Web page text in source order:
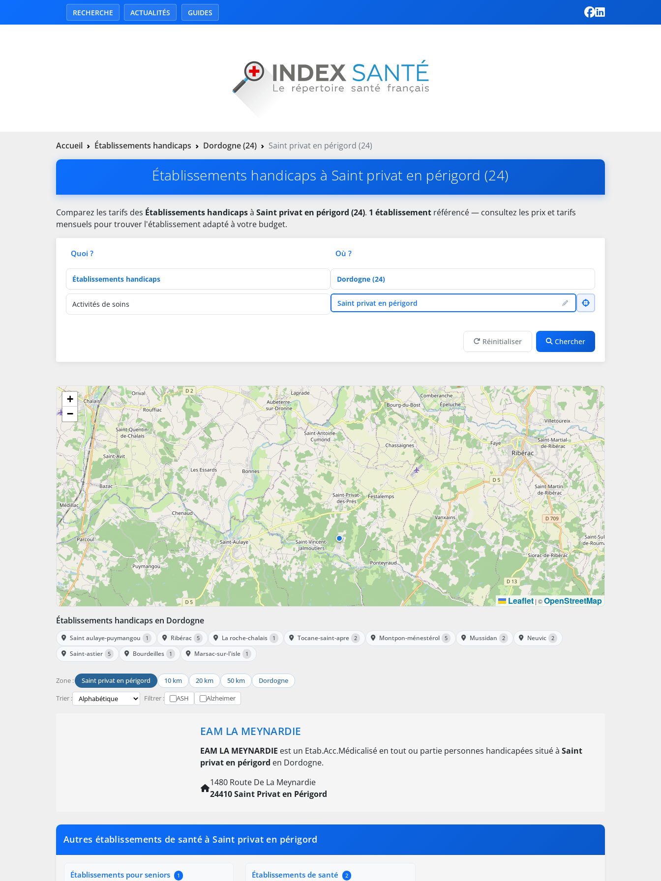
RECHERCHE ACTUALITÉS GUIDES
Accueil Établissements handicaps Dordogne (24) Saint privat en périgord (24)
Établissements handicaps à Saint privat en périgord (24)
Comparez les tarifs des Établissements handicapsà Saint privat en périgord (24). 1 établissement référencé — consultez les prix et tarifs
mensuels pour trouver l'établissement adapté à votre budget.
Quoi ?
Type d'établissement
Activités de soins
Où ?
Département
VilleSaint privat en périgord
Réinitialiser Chercher
+
−
Leaflet | ©OpenStreetMap
Établissements handicaps en Dordogne
Saint aulaye-puymangou 1 Ribérac 5 La roche-chalais 1 Tocane-saint-apre 2 Montpon-ménestérol 5 Mussidan 2 Neuvic 2
Saint-astier 5 Bourdeilles 1 Marsac-sur-l'isle 1
Zone : Saint privat en périgord 10 km 20 km 50 km Dordogne
Trier : Filtrer : ASH Alzheimer
EAM LA MEYNARDIE
EAM LA MEYNARDIE est un Etab.Acc.Médicalisé en tout ou partie personnes handicapées situé à Saint
privat en périgord en Dordogne.
1480 Route De La Meynardie
24410 Saint Privat en Périgord
Autres établissements de santé à Saint privat en périgord
Établissements pour seniors 1 Établissements de santé 2